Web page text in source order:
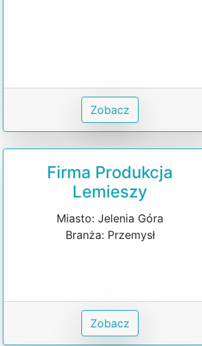
Zobacz
Firma Produkcja
Lemieszy
Miasto: Jelenia Góra
Branża: Przemysł
Zobacz